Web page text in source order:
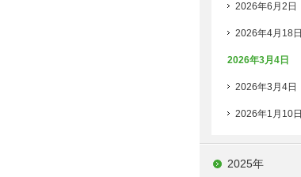
2026年6月2日
2026年4月18日
2026年3月4日
2026年3月4日
2026年1月10日
2025年